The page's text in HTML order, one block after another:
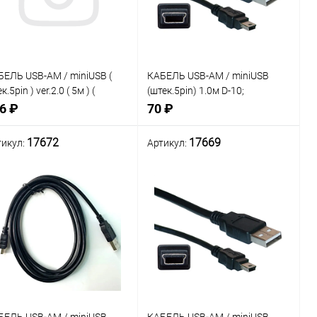
USB-AM / miniUSB (
) ver.2.0 ( 5м ) (
Nickel ); цвет: серый
₽
Нет в наличии
КАБЕЛЬ USB-AM / miniUSB
(штек.5pin) 1.0м D-10;
цвет:черный
70 ₽
избранное
17672 Артикул: 17669